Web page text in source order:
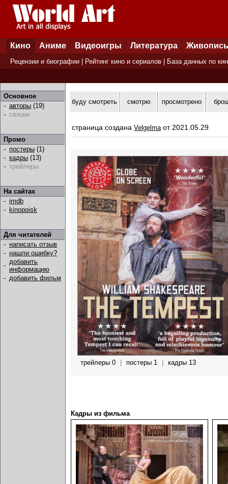
Кино Аниме Видеоигры Литература Живопись
Рецензии и биографии Рейтинг кино и сериалов База данных по
Основное
- авторы (19)
- связки
Промо
- постеры (1)
- кадры (13)
- трейлеры
На сайтах
- imdb
- kinopoisk
Для читателей
- написать отзыв
- нашли ошибку?
- добавить
информацию
- добавить фильм
буду смотреть смотрю просмотрено
страница создана Velgelma от 2021.05.29
трейлеры 0 постеры 1 кадры 13
Кадры из фильма